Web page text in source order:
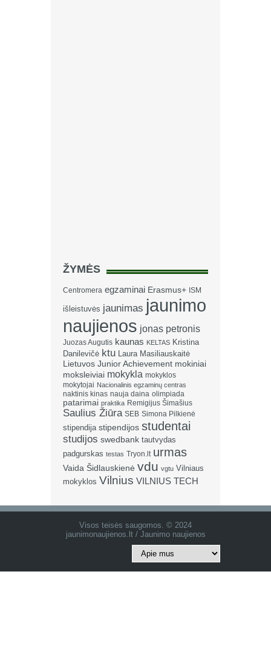
ŽYMĖS
Centromera egzaminai Erasmus+ ISM
išleistuvės jaunimas jaunimo
naujienos jonas petronis
Juozas Augutis kaunas KELTAS Kristina
Danilevičė ktu Laura Masiliauskaitė
Lietuvos Junior Achievement mokiniai
moksleiviai mokykla mokyklos
mokytojai Nacionalinis egzaminų centras
naktinis kinas nauja daina olimpiada
patarimai praktika Remigijus Šimašius
Saulius Žiūra SEB Simona Pilkienė
stipendija stipendijos studentai
studijos swedbank tautvydas
padgurskas testas Tryon.lt urmas
Vaida Šidlauskienė vdu vgtu Vilniaus
mokyklos Vilnius VILNIUS TECH
Visos teisės saugomos. © 2024
jaunimonaujienos.lt / Jaunimo naujienos